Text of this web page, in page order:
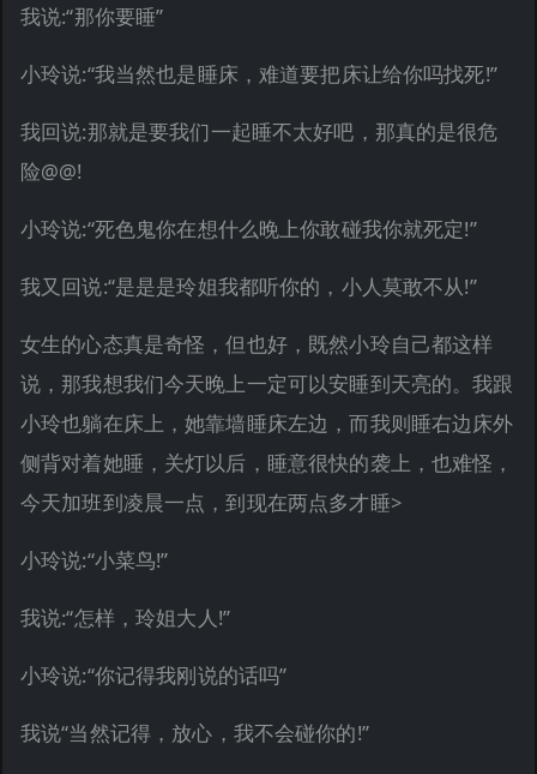
我说:“那你要睡”
小玲说:“我当然也是睡床，难道要把床让给你吗找死!”
我回说:那就是要我们一起睡不太好吧，那真的是很危
险@@!
小玲说:“死色鬼你在想什么晚上你敢碰我你就死定!”
我又回说:“是是是玲姐我都听你的，小人莫敢不从!”
女生的心态真是奇怪，但也好，既然小玲自己都这样
说，那我想我们今天晚上一定可以安睡到天亮的。我跟
小玲也躺在床上，她靠墙睡床左边，而我则睡右边床外
侧背对着她睡，关灯以后，睡意很快的袭上，也难怪，
今天加班到凌晨一点，到现在两点多才睡>
小玲说:“小菜鸟!”
我说:“怎样，玲姐大人!”
小玲说:“你记得我刚说的话吗”
我说“当然记得，放心，我不会碰你的!”